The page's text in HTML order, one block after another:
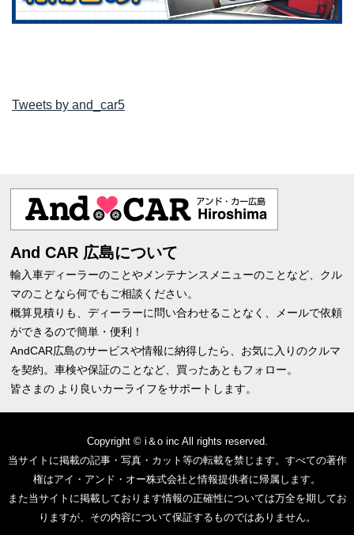
Tweets by and_car5
And CAR 広島について
輸入車ディーラーのことやメンテナンスメニューのことなど、クル
マのことなら何でもご相談ください。
概算見積りも、ディーラーに問い合わせることなく、メールで依頼
ができるので簡単・便利！
AndCAR広島のサービスや情報に納得したら、お気に入りのクルマ
を契約。車検や保証のことなど、買ったあともフォロー。
皆さまの より良いカーライフをサポートします。
Copyright © i＆o inc All rights reserved.
当サイトに掲載の記事・写真・カット等の転載を禁じます。すべての著作
権はアイ・アンド・オー株式会社と情報提供者に帰属します。
また当サイトに掲載しております情報の正確性については万全を期してお
りますが、その内容について保証するものではありません。